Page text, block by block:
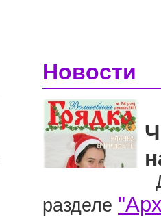
Новости
разделе